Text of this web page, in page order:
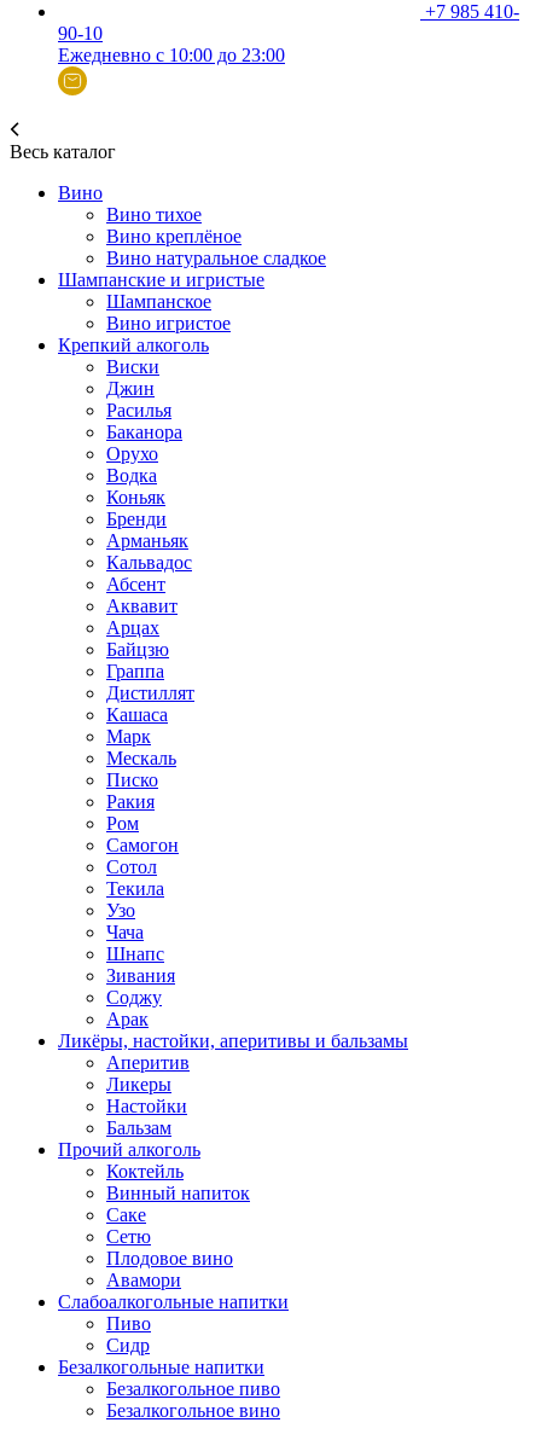
+7 985 410-
90-10
Ежедневно с 10:00 до 23:00
Весь каталог
Вино
Вино тихое
Вино креплёное
Вино натуральное сладкое
Шампанские и игристые
Шампанское
Вино игристое
Крепкий алкоголь
Виски
Джин
Расилья
Баканора
Орухо
Водка
Коньяк
Бренди
Арманьяк
Кальвадос
Абсент
Аквавит
Арцах
Байцзю
Граппа
Дистиллят
Кашаса
Марк
Мескаль
Писко
Ракия
Ром
Самогон
Сотол
Текила
Узо
Чача
Шнапс
Зивания
Соджу
Арак
Ликёры, настойки, аперитивы и бальзамы
Аперитив
Ликеры
Настойки
Бальзам
Прочий алкоголь
Коктейль
Винный напиток
Саке
Сетю
Плодовое вино
Авамори
Слабоалкогольные напитки
Пиво
Сидр
Безалкогольные напитки
Безалкогольное пиво
Безалкогольное вино